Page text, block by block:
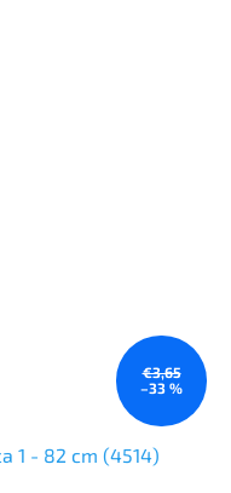
€3,65
–33 %
1 - 82 cm (4514)